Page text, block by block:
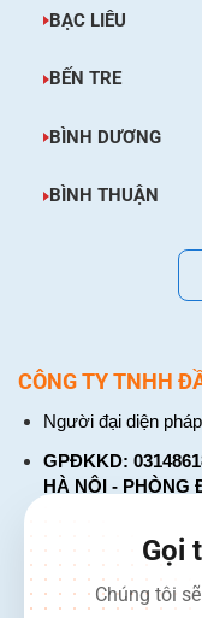
BẠC LIÊU
BẾN TRE
BÌNH DƯƠNG
BÌNH THUẬN
CÔNG TY TNHH
Người đại diện
GPĐKKD:
HÀ NỘI - PHÒNG
CHÍNH DOANH
tháng 01 năm
tháng 03 năm 2026
226 Đường Láng,
Gọi
Chúng tôi